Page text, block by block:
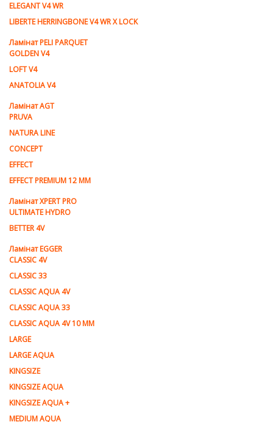
ELEGANT V4 WR
LIBERTE HERRINGBONE V4 WR X LOCK
Ламiнат PELI PARQUET
GOLDEN V4
LOFT V4
ANATOLIA V4
Ламiнат AGT
PRUVA
NATURA LINE
CONCEPT
EFFECT
EFFECT PREMIUM 12 MM
Ламінат XPERT PRO
ULTIMATE HYDRO
BETTER 4V
Ламiнат EGGER
CLASSIC 4V
CLASSIC 33
CLASSIC AQUA 4V
CLASSIC AQUA 33
CLASSIC AQUA 4V 10 MM
LARGE
LARGE AQUA
KINGSIZE
KINGSIZE AQUA
KINGSIZE AQUA +
MEDIUM AQUA